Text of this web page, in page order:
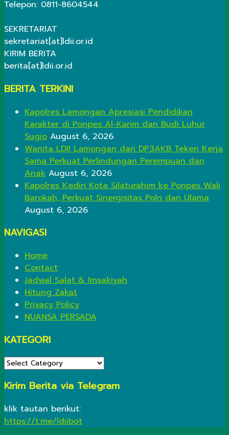
Telepon: 0811-8604544
SEKRETARIAT
sekretariat[at]ldii.or.id
KIRIM BERITA
berita[at]ldii.or.id
BERITA TERKINI
Kapolres Lamongan Apresiasi Pendidikan
Karakter di Ponpes Al-Karim dan Budi Luhur
Sugio August 6, 2026
Wanita LDII Lamongan dan DP3AKB Teken Kerja
Sama Perkuat Perlindungan Perempuan dan
Anak August 6, 2026
Kapolres Kediri Kota Silaturahim ke Ponpes Wali
Barokah, Perkuat Sinergisitas Polri dan Ulama
August 6, 2026
NAVIGASI
Home
Contact
Jadwal Salat & Imsakiyah
Hitung Zakat
Privacy Policy
NUANSA PERSADA
KATEGORI
KATEGORI
Kirim Berita via Telegram
klik tautan berikut:
https://t.me/ldiibot